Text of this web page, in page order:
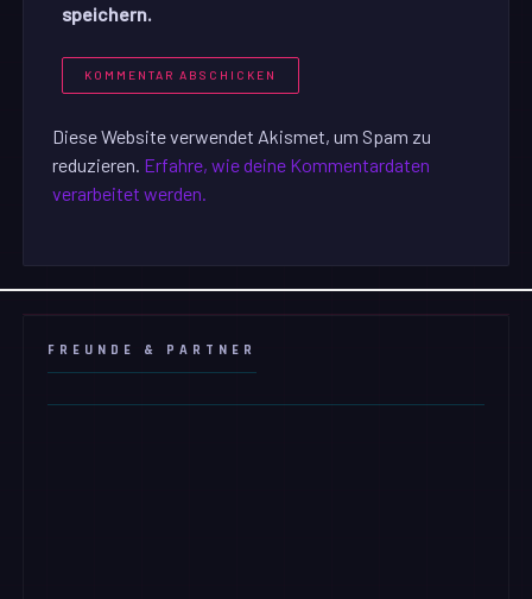
speichern.
Diese Website verwendet Akismet, um Spam zu
reduzieren. Erfahre, wie deine Kommentardaten
verarbeitet werden.
FREUNDE & PARTNER